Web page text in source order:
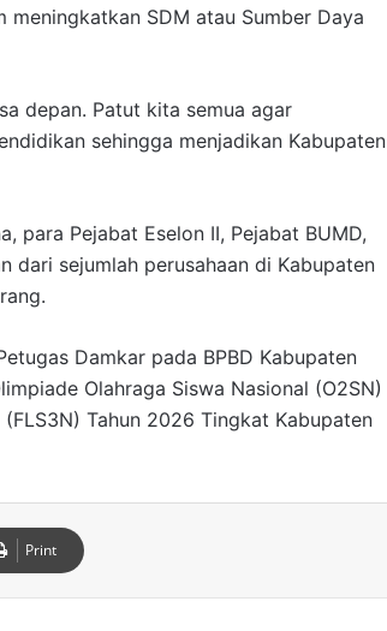
SDM atau Sumber Daya
depan. Patut kita semua agar
sehingga menjadikan Kabupaten
para Pejabat Eselon II, Pejabat BUMD,
dari sejumlah perusahaan di Kabupaten
Damkar pada BPBD Kabupaten
Olahraga Siswa Nasional (O2SN)
Tahun 2026 Tingkat Kabupaten
Print